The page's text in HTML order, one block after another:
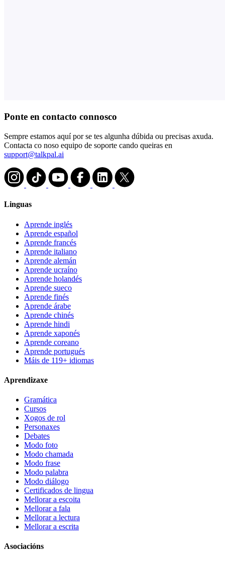
Ponte en contacto connosco
Sempre estamos aquí por se tes algunha dúbida ou precisas axuda.
Contacta co noso equipo de soporte cando queiras en
support@talkpal.ai
Linguas
Aprende inglés
Aprende español
Aprende francés
Aprende italiano
Aprende alemán
Aprende ucraíno
Aprende holandés
Aprende sueco
Aprende finés
Aprende árabe
Aprende chinés
Aprende hindi
Aprende xaponés
Aprende coreano
Aprende portugués
Máis de 119+ idiomas
Aprendizaxe
Gramática
Cursos
Xogos de rol
Personaxes
Debates
Modo foto
Modo chamada
Modo frase
Modo palabra
Modo diálogo
Certificados de lingua
Mellorar a escoita
Mellorar a fala
Mellorar a lectura
Mellorar a escrita
Asociacións